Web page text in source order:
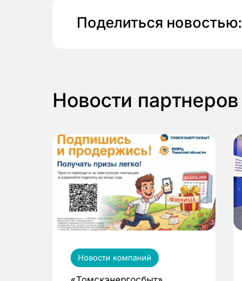
Поделиться новостью:
Новости партнеров
Новости компаний